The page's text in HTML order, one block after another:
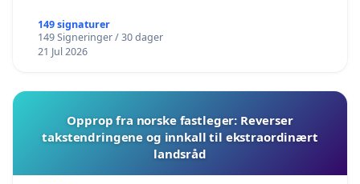
149 signaturer
149 Signeringer / 30 dager
21 Jul 2026
Opprop fra norske fastleger: Reverser
takstendringene og innkall til ekstraordinært
landsråd